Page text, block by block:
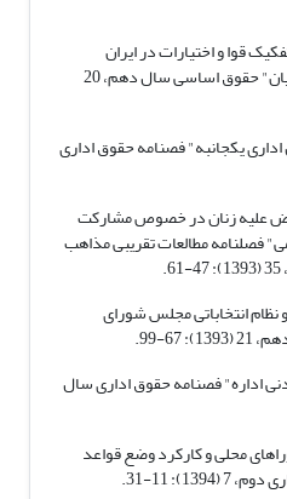
قوا و اختیارات در ایران
باستان دوره اشکانیان و ساسانیان" حقوق اساسی سال دهم، 20
اداری یکجانبه" فصنامه حقوق اداری
علیه زنان در خصوص مشارکت
فصلنامه مطالعات تقریبی مذاهب
نظام انتخاباتی مجلس شورای
99.
اداره" فصنامه حقوق اداری سال
محلی و کارکرد وضع قواعد
11-31.